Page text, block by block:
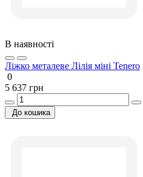
В наявності
Ліжко металеве Лілія міні Tenero
0
5 637 грн
До кошика